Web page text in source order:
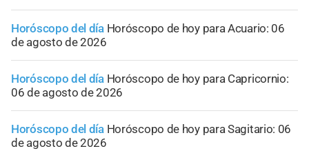
Horóscopo del día Horóscopo de hoy para Acuario: 06
de agosto de 2026
Horóscopo del día Horóscopo de hoy para Capricornio:
06 de agosto de 2026
Horóscopo del día Horóscopo de hoy para Sagitario: 06
de agosto de 2026